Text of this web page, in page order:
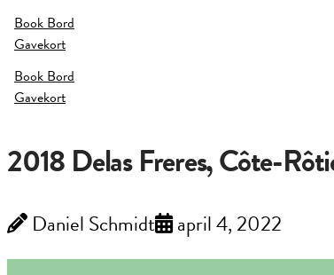
Book Bord
Gavekort
Book Bord
Gavekort
2018 Delas Freres, Côte-
Daniel Schmidt april 4, 2022